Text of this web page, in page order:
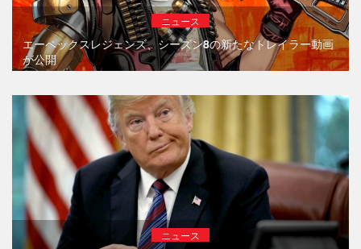
ニュース
エーペックスレジェンズ、シーズン8の新たなトレイラー動画
が公開
ニュース